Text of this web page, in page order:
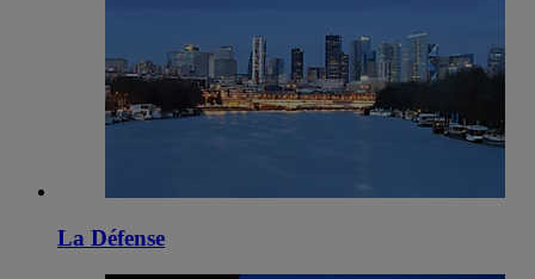
La Défense